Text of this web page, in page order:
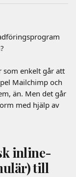
som enkelt går att
Mailchimp och
än. Men det går
med hjälp av
inline-
till